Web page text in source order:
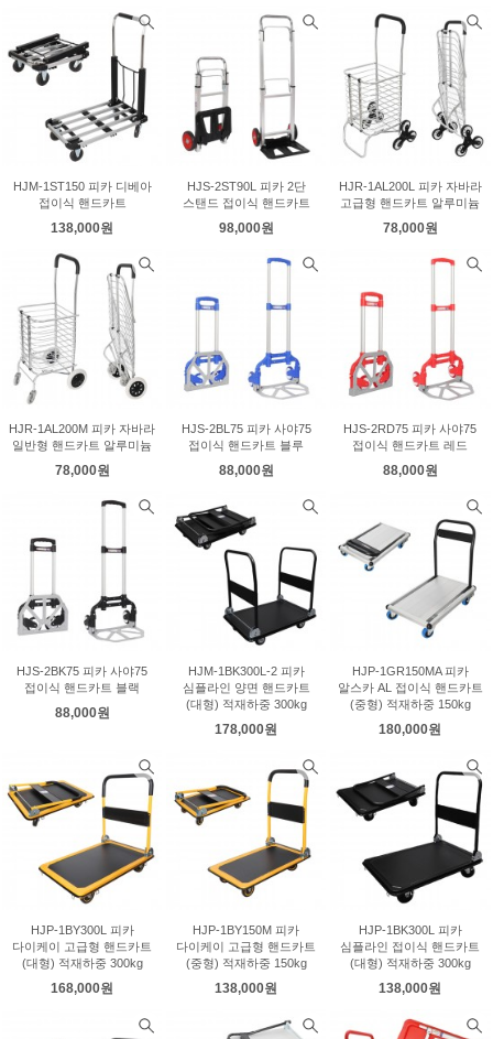
HJM-1ST150 피카 디베아
접이식 핸드카트
138,000원
HJS-2ST90L 피카 2단
스탠드 접이식 핸드카트
98,000원
HJR-1AL200L 피카 자바라
고급형 핸드카트 알루미늄
78,000원
HJR-1AL200M 피카 자바라
일반형 핸드카트 알루미늄
78,000원
HJS-2BL75 피카 사야75
접이식 핸드카트 블루
88,000원
HJS-2RD75 피카 사야75
접이식 핸드카트 레드
88,000원
HJS-2BK75 피카 사야75
접이식 핸드카트 블랙
88,000원
HJM-1BK300L-2 피카
심플라인 양면 핸드카트
(대형) 적재하중 300kg
178,000원
HJP-1GR150MA 피카
알스카 AL 접이식 핸드카트
(중형) 적재하중 150kg
180,000원
HJP-1BY300L 피카
다이케이 고급형 핸드카트
(대형) 적재하중 300kg
168,000원
HJP-1BY150M 피카
다이케이 고급형 핸드카트
(중형) 적재하중 150kg
138,000원
HJP-1BK300L 피카
심플라인 접이식 핸드카트
(대형) 적재하중 300kg
138,000원